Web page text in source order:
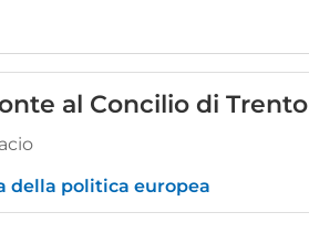
al Concilio di Trento
della politica europea